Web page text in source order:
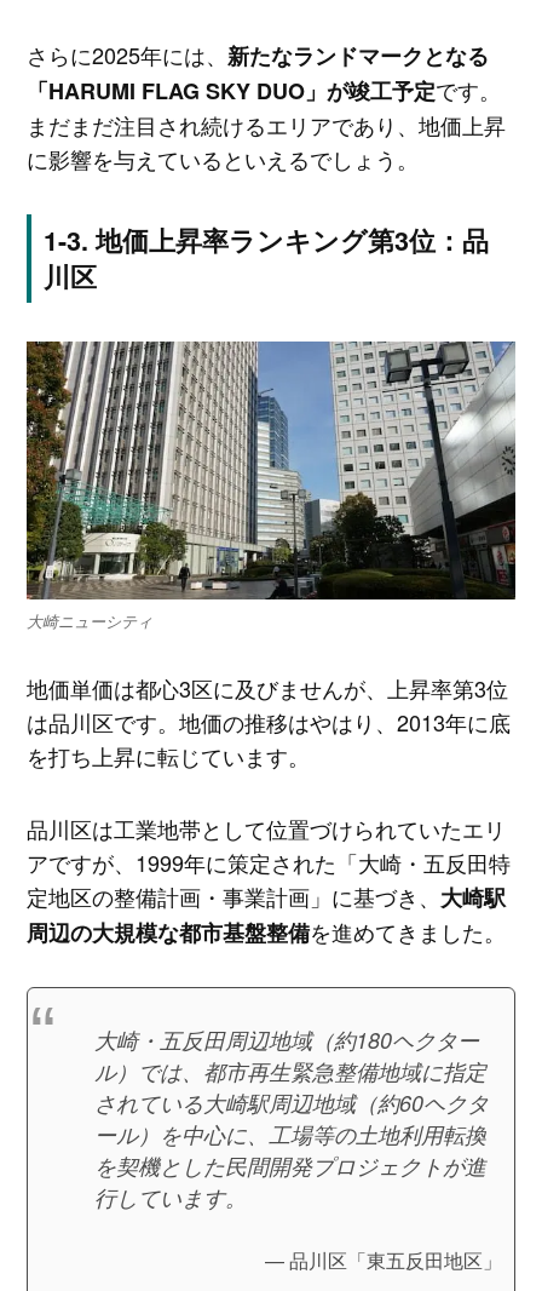
さらに2025年には、 新たなランドマークとなる
「HARUMI FLAG SKY DUO」が竣工予定です。
まだまだ注目され続けるエリアであり、地価上昇
に影響を与えているといえるでしょう。
地価上昇率ランキング第3位：品
川区
大崎ニューシティ
地価単価は都心3区に及びませんが、上昇率第3位
は品川区です。地価の推移はやはり、2013年に底
を打ち上昇に転じています。
品川区は工業地帯として位置づけられていたエリ
アですが、1999年に策定された「大崎・五反田特
定地区の整備計画・事業計画」に基づき、 大崎駅
周辺の大規模な都市基盤整備を進めてきました。
大崎・五反田周辺地域（約180ヘクター
ル）では、都市再生緊急整備地域に指定
されている大崎駅周辺地域（約60ヘクタ
ール）を中心に、工場等の土地利用転換
を契機とした民間開発プロジェクトが進
行しています。
品川区「東五反田地区」